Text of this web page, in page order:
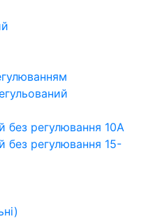
без регулювання 10A
без регулювання 15-